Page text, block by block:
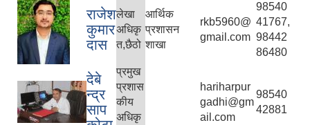
राजेश
कुमार
दास
लेखा
अधिकृ
त,छैठो
आर्थिक
प्रशासन
शाखा
rkb5960@
gmail.com
98540
41767,
98442
86480
देबे
न्द्र
साप
प्रमुख
प्रशास
कीय
अधिकृ
hariharpur
gadhi@gm
ail.com
98540
42881